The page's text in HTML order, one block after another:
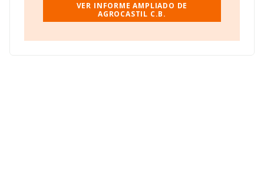
VER INFORME AMPLIADO DE
AGROCASTIL C.B.